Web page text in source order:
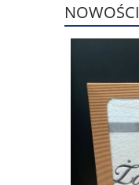
NOWOŚCI